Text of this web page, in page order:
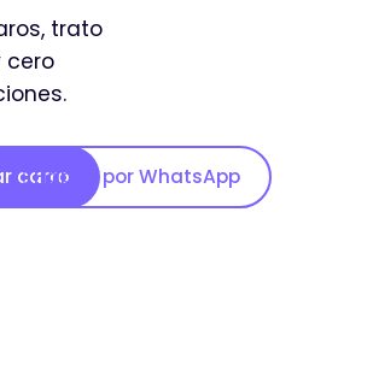
trato
cero
carro
Hablar por WhatsApp